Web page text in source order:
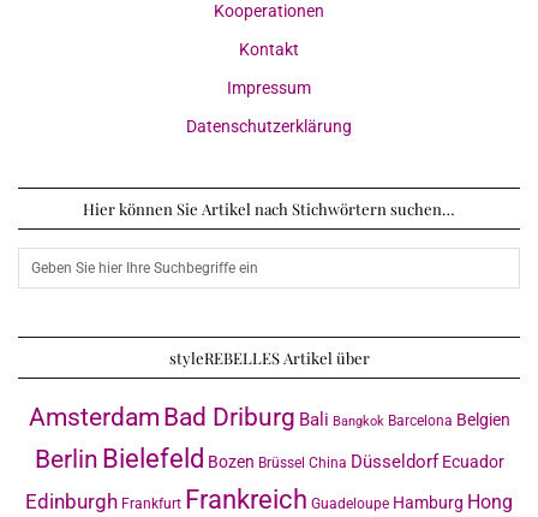
Kooperationen
Kontakt
Impressum
Datenschutzerklärung
Hier können Sie Artikel nach Stichwörtern suchen…
styleREBELLES Artikel über
Amsterdam Bad Driburg Bali Bangkok Barcelona Belgien
Berlin Bielefeld Bozen Brüssel China Düsseldorf Ecuador
Edinburgh Frankfurt Frankreich Guadeloupe Hamburg Hong